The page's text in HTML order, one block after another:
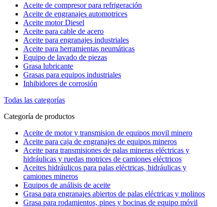
Aceite de compresor para refrigeración
Aceite de engranajes automotrices
Aceite motor Diesel
Aceite para cable de acero
Aceite para engranajes industriales
Aceite para herramientas neumáticas
Equipo de lavado de piezas
Grasa lubricante
Grasas para equipos industriales
Inhibidores de corrosión
Todas las categorías
Categoría de productos
Aceite de motor y transmision de equipos movil minero
Aceite para caja de engranajes de equipos mineros
Aceite para transmisiones de palas mineras eléctricas y
hidráulicas y ruedas motrices de camiones eléctricos
Aceites hidráulicos para palas eléctricas, hidráulicas y
camiones mineros
Equipos de análisis de aceite
Grasa para engranajes abiertos de palas eléctricas y molinos
Grasa para rodamientos, pines y bocinas de equipo móvil